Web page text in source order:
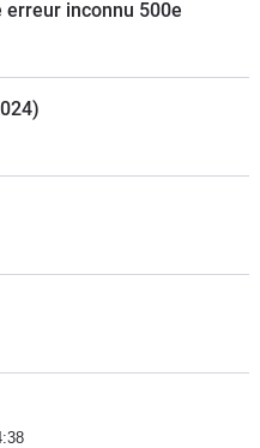
inconnu 500e